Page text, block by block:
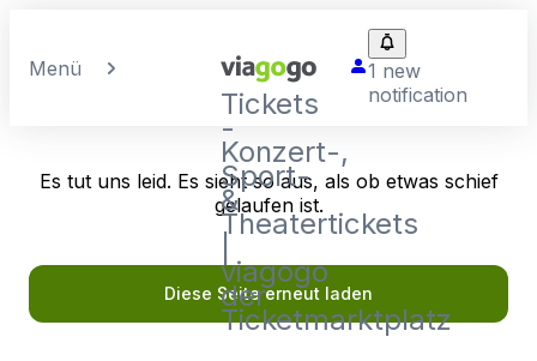
Menü
Tickets
-
Konzert-,
Sport-
&
Theatertickets
viagogo
der
Ticketmarktplatz
1 new
notification
Es tut uns leid. Es sieht so aus, als ob etwas schief
gelaufen ist.
Diese Seite erneut laden